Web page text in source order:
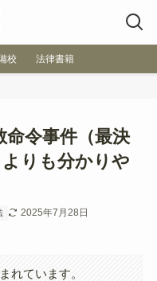
校 法律書籍
命令事件（最決
りも分かりや
2025年7月28日
れています。